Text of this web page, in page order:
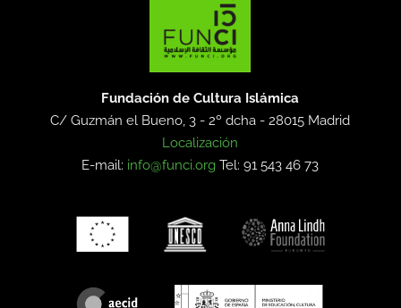
Fundación de Cultura Islámica
C/ Guzmán el Bueno, 3 - 2º dcha -28015 Madrid
Localización
E-mail: info@funci.org Tel: 91 543 46 73